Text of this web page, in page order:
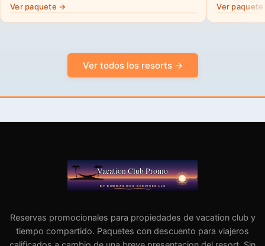
Ver paquete → Ver
Ver todos los resorts →
Reservas promocionales para propiedades de vacation club y
tiempo compartido. Paquetes con descuento para viajeros